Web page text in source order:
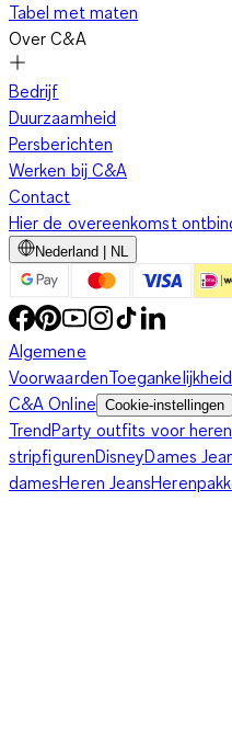
Tabel met maten
Over C&A
Bedrijf
Duurzaamheid
Persberichten
Werken bij C&A
Contact
Hier de overeenkomst
Nederland | NL
Algemene
Voorwaarden
C&A Online Cookie-instellingen
TrendParty outfits voor heren
stripfigurenDisneyDames
damesHeren Jeans